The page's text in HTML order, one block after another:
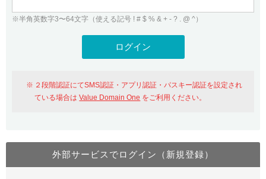
WHOIS検索
Value Domainにログイン
おすすめ One レンタルサーバーを含む最新の機能を使う方
Value Domain Oneにログイン
※半角英数字3〜64文字（使える記号 ! # $ % & + - ? . @ ^）
２段階認証にてSMS認証・アプリ認証・パスキー認証を設定され
ている場合はValue Domain One をご利用ください。
外部サービスでログイン（新規登録）